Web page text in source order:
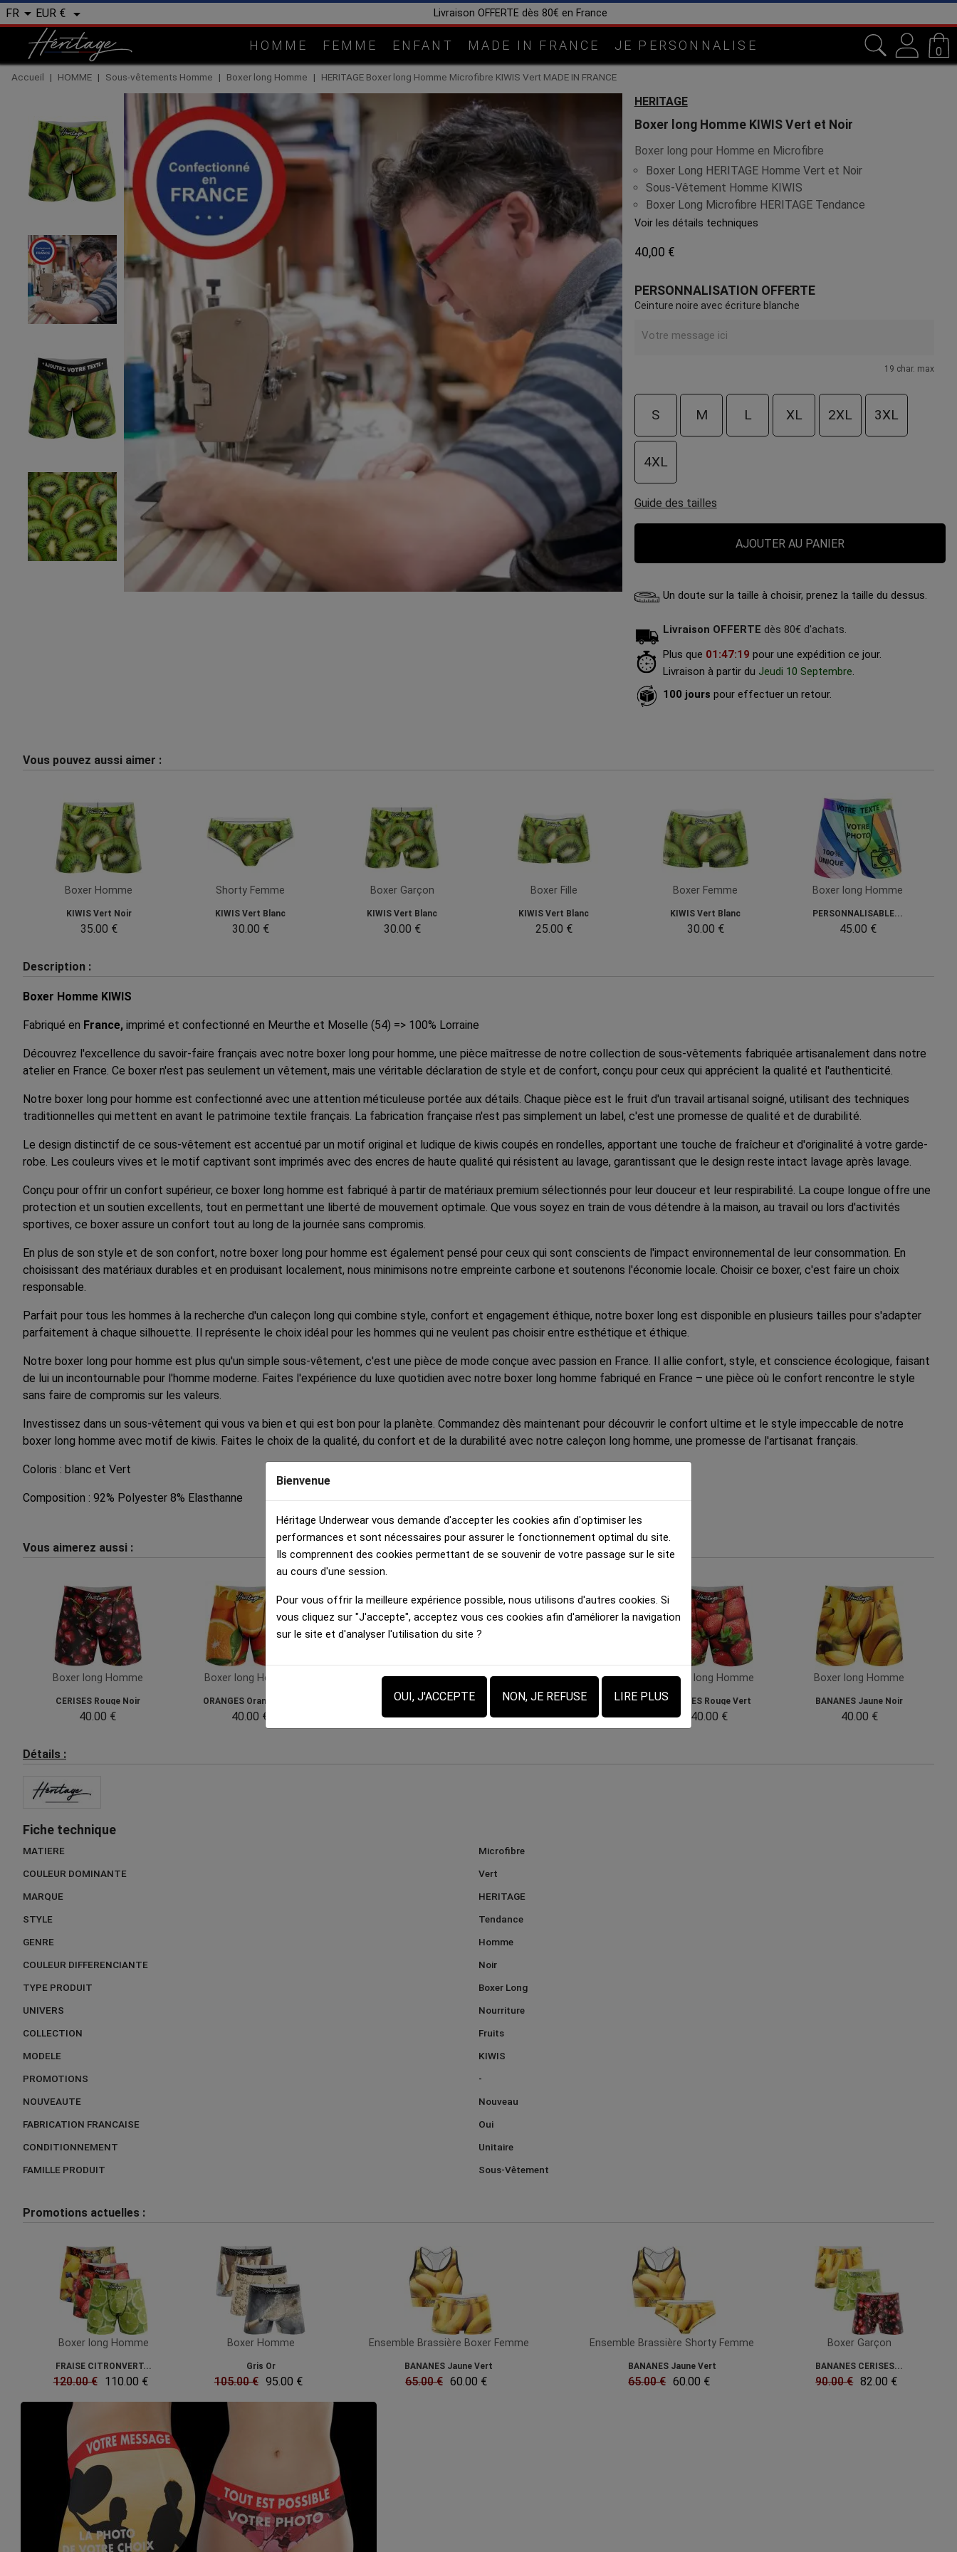
FR  EUR €  Fabrication artisanale dans notre atelier en Lorraine
HOMME FEMME ENFANT MADE IN FRANCE JE PERSONNALISE 0
Accueil HOMME Sous-vêtements Homme Boxer long Homme HERITAGE Boxer long Homme Microfibre KIWIS Vert MADE IN FRANCE
HERITAGE
Boxer long Homme KIWIS Vert et Noir
Boxer long pour Homme en Microfibre
Boxer Long HERITAGE Homme Vert et Noir
Sous-Vêtement Homme KIWIS
Boxer Long Microfibre HERITAGE Tendance
Voir les détails techniques
40,00 €
PERSONNALISATION OFFERTE
Ceinture noire avec écriture blanche
19 char. max
S M L XL 2XL 3XL
4XL
Guide des tailles
AJOUTER AU PANIER
Un doute sur la taille à choisir, prenez la taille du dessus.
Livraison OFFERTE dès 80€ d'achats.
Plus que 01 :47:17 pour une expédition ce jour.
Livraison à partir du Jeudi 10 Septembre.
100 jours pour effectuer un retour.
Vous pouvez aussi aimer :
Boxer Homme
KIWIS Vert Noir
35.00 €
Shorty Femme
KIWIS Vert Blanc
30.00 €
Boxer Garçon
KIWIS Vert Blanc
30.00 €
Boxer Fille
KIWIS Vert Blanc
25.00 €
Boxer Femme
KIWIS Vert Blanc
30.00 €
Boxer long Homme
PERSONNALISABLE...
45.00 €
Description :
Boxer Homme KIWIS
Fabriqué en France, imprimé et confectionné en Meurthe et Moselle (54) => 100% Lorraine
Découvrez l'excellence du savoir-faire français avec notre boxer long pour homme, une pièce maîtresse de notre collection de sous-vêtements fabriquée artisanalement dans notre
atelier en France. Ce boxer n'est pas seulement un vêtement, mais une véritable déclaration de style et de confort, conçu pour ceux qui apprécient la qualité et l'authenticité.
Notre boxer long pour homme est confectionné avec une attention méticuleuse portée aux détails. Chaque pièce est le fruit d'un travail artisanal soigné, utilisant des techniques
traditionnelles qui mettent en avant le patrimoine textile français. La fabrication française n'est pas simplement un label, c'est une promesse de qualité et de durabilité.
Le design distinctif de ce sous-vêtement est accentué par un motif original et ludique de kiwis coupés en rondelles, apportant une touche de fraîcheur et d'originalité à votre garde-
robe. Les couleurs vives et le motif captivant sont imprimés avec des encres de haute qualité qui résistent au lavage, garantissant que le design reste intact lavage après lavage.
Conçu pour offrir un confort supérieur, ce boxer long homme est fabriqué à partir de matériaux premium sélectionnés pour leur douceur et leur respirabilité. La coupe longue offre une
protection et un soutien excellents, tout en permettant une liberté de mouvement optimale. Que vous soyez en train de vous détendre à la maison, au travail ou lors d'activités
sportives, ce boxer assure un confort tout au long de la journée sans compromis.
En plus de son style et de son confort, notre boxer long pour homme est également pensé pour ceux qui sont conscients de l'impact environnemental de leur consommation. En
choisissant des matériaux durables et en produisant localement, nous minimisons notre empreinte carbone et soutenons l'économie locale. Choisir ce boxer, c'est faire un choix
responsable.
Parfait pour tous les hommes à la recherche d'un caleçon long qui combine style, confort et engagement éthique, notre boxer long est disponible en plusieurs tailles pour s'adapter
parfaitement à chaque silhouette. Il représente le choix idéal pour les hommes qui ne veulent pas choisir entre esthétique et éthique.
Notre boxer long pour homme est plus qu'un simple sous-vêtement, c'est une pièce de mode conçue avec passion en France. Il allie confort, style, et conscience écologique, faisant
de lui un incontournable pour l'homme moderne. Faites l'expérience du luxe quotidien avec notre boxer long homme fabriqué en France – une pièce où le confort rencontre le style
sans faire de compromis sur les valeurs.
Investissez dans un sous-vêtement qui vous va bien et qui est bon pour la planète. Commandez dès maintenant pour découvrir le confort ultime et le style impeccable de notre
boxer long homme avec motif de kiwis. Faites le choix de la qualité, du confort et de la durabilité avec notre caleçon long homme, une promesse de l'artisanat français.
Coloris : blanc et Vert
Composition : 92% Polyester 8% Elasthanne
Vous aimerez aussi :
Boxer long Homme
CERISES Rouge Noir
40.00 €
Boxer long Homme
ORANGES Orange Vert
40.00 €
Boxer long Homme
MULTIFRUITS...
40.00 €
Boxer long Homme
CITRONVERT Vert Noir
40.00 €
Boxer long Homme
FRAISES Rouge Vert
40.00 €
Boxer long Homme
BANANES Jaune Noir
40.00 €
Détails :
Fiche technique
MATIERE
Microfibre
COULEUR DOMINANTE
Vert
MARQUE
HERITAGE
STYLE
Tendance
GENRE
Homme
COULEUR DIFFERENCIANTE
Noir
TYPE PRODUIT
Boxer Long
UNIVERS
Nourriture
COLLECTION
Fruits
MODELE
KIWIS
PROMOTIONS
-
NOUVEAUTE
Nouveau
FABRICATION FRANCAISE
Oui
CONDITIONNEMENT
Unitaire
FAMILLE PRODUIT
Sous-Vêtement
Promotions actuelles :
Boxer long Homme
FRAISE CITRONVERT...
120.00 € 110.00 €
Boxer Homme
Gris Or
105.00 € 95.00 €
Ensemble Brassière Boxer Femme
BANANES Jaune Vert
65.00 € 60.00 €
Ensemble Brassière Shorty Femme
BANANES Jaune Vert
65.00 € 60.00 €
Boxer Garçon
BANANES CERISES...
90.00 € 82.00 €
Bienvenue
Héritage Underwear vous demande d'accepter les cookies afin d'optimiser les
performances et sont nécessaires pour assurer le fonctionnement optimal du site.
Ils comprennent des cookies permettant de se souvenir de votre passage sur le site
au cours d'une session.
Pour vous offrir la meilleure expérience possible, nous utilisons d'autres cookies. Si
vous cliquez sur "J'accepte", acceptez vous ces cookies afin d'améliorer la navigation
sur le site et d'analyser l'utilisation du site ?
OUI, J'ACCEPTE NON, JE REFUSE LIRE PLUS